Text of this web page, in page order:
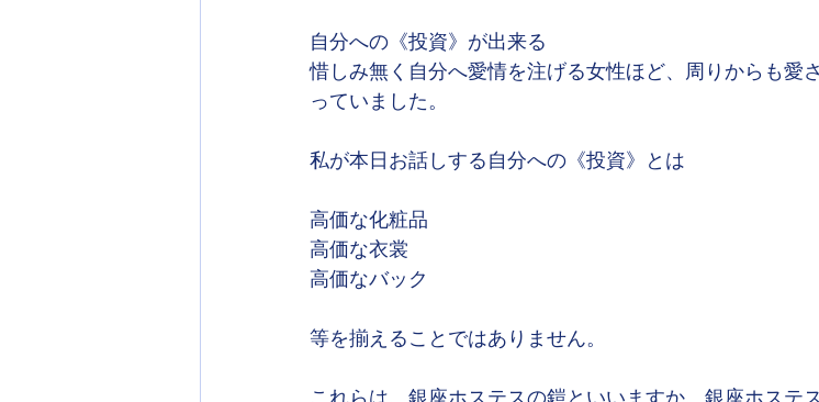
自分への《投資》が出来る
惜しみ無く自分へ愛情を注げる女性ほど、周りからも愛
っていました。
私が本日お話しする自分への《投資》とは
高価な化粧品
高価な衣裳
高価なバック
等を揃えることではありません。